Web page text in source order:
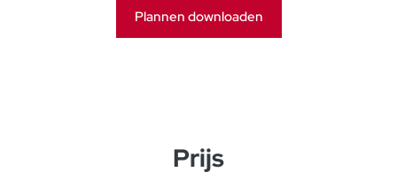
Plannen downloaden
Prijs